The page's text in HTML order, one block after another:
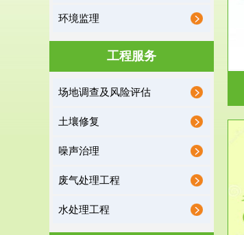
环境监理
工程服务
场地调查及风险评估
土壤修复
噪声治理
废气处理工程
水处理工程
业事业单位应当按照...